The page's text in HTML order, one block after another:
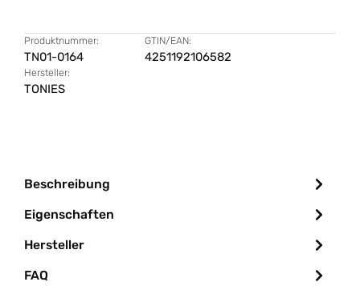
Produktnummer:
TN01-0164
GTIN/EAN:
4251192106582
Hersteller:
TONIES
Beschreibung
Eigenschaften
Hersteller
FAQ